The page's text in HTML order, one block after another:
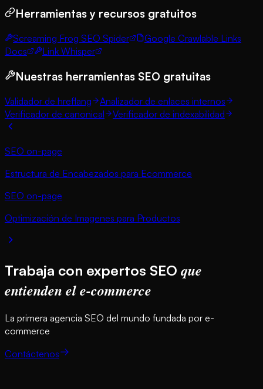
Herramientas y recursos gratuitos
Screaming Frog SEO Spider
Google Crawlable Links
Docs
Link Whisper
Nuestras herramientas SEO gratuitas
Validador de hreflang
Analizador de enlaces internos
Verificador de canonical
Verificador de indexabilidad
SEO on-page
Estructura de Encabezados para Ecommerce
SEO on-page
Optimización de Imagenes para Productos
Trabaja con expertos SEO que
entienden el e-commerce
La primera agencia SEO del mundo fundada por e-
commerce
Contáctenos